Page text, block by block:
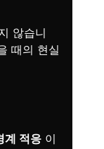
않습니
때의 현실
계 적응 이